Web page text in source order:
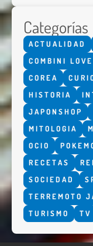
Categorías
ACTUALIDAD
COMBINI
COREA
HISTORIA
JAPONSHOP
MITOLOGIA
OCIO
RECETAS
SOCIEDAD
TERREMOTO
TURISMO
TV